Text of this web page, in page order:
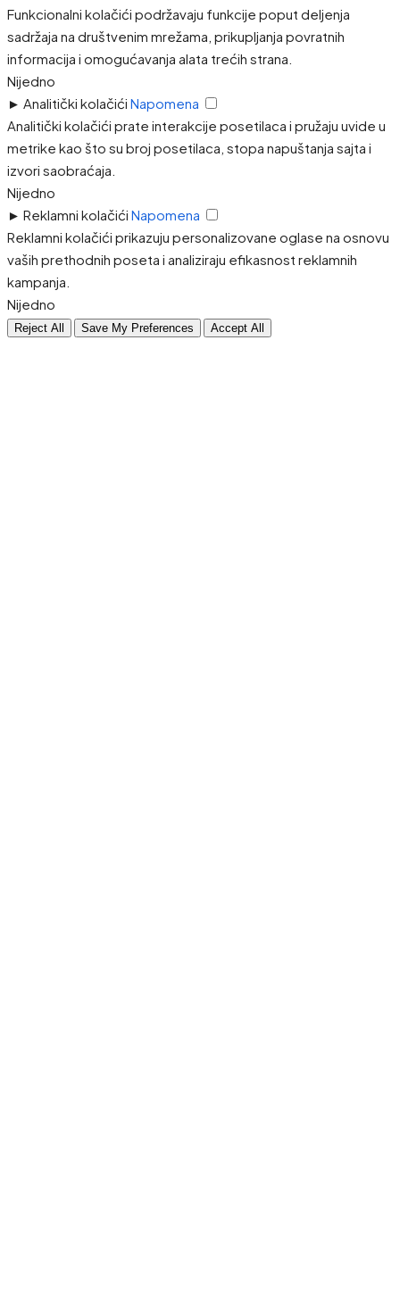
Funkcionalni kolačići podržavaju funkcije poput deljenja
sadržaja na društvenim mrežama, prikupljanja povratnih
informacija i omogućavanja alata trećih strana.
Nijedno
► Analitički kolačići Napomena
Analitički kolačići prate interakcije posetilaca i pružaju uvide u
metrike kao što su broj posetilaca, stopa napuštanja sajta i
izvori saobraćaja.
Nijedno
► Reklamni kolačići Napomena
Reklamni kolačići prikazuju personalizovane oglase na osnovu
vaših prethodnih poseta i analiziraju efikasnost reklamnih
kampanja.
Nijedno
Reject All Save My Preferences Accept All